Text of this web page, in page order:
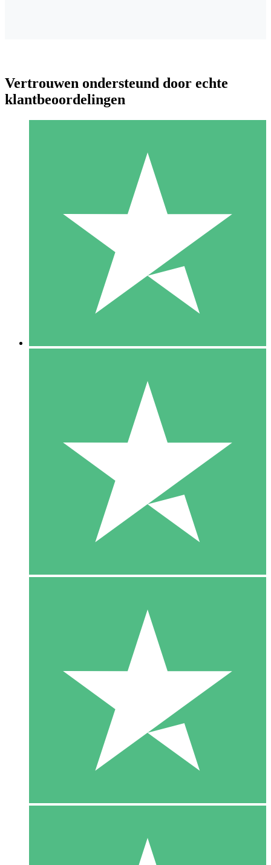
Individuele Creditpakketten
Betaal per gebruik met downloadtegoeden. Geen maandelijkse
1000
10 Downloaden
20 00
Vertrouwen ondersteund door echte
klantbeoordelingen